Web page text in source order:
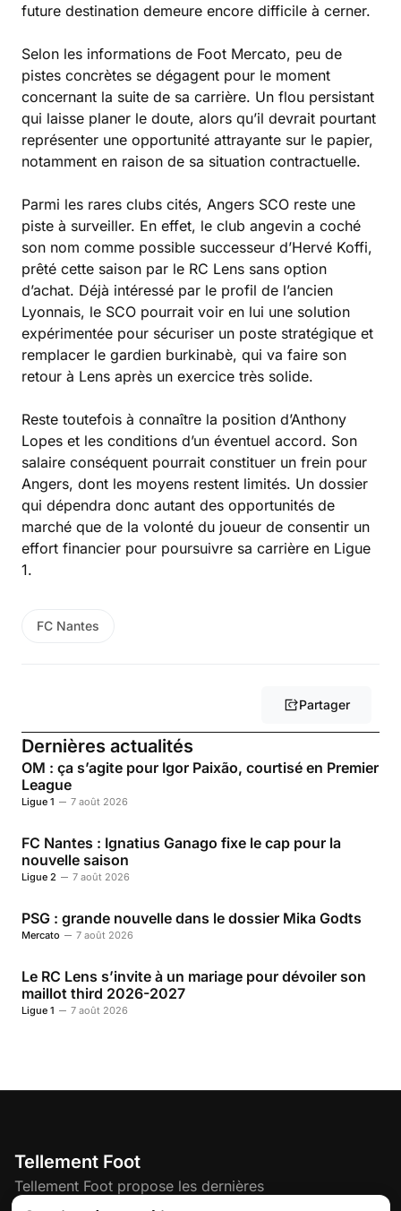
future destination demeure encore difficile à cerner.
Selon les informations de Foot Mercato, peu de
pistes concrètes se dégagent pour le moment
concernant la suite de sa carrière. Un flou persistant
qui laisse planer le doute, alors qu’il devrait pourtant
représenter une opportunité attrayante sur le papier,
notamment en raison de sa situation contractuelle.
Parmi les rares clubs cités, Angers SCO reste une
piste à surveiller. En effet, le club angevin a coché
son nom comme possible successeur d’Hervé Koffi,
prêté cette saison par le RC Lens sans option
d’achat. Déjà intéressé par le profil de l’ancien
Lyonnais, le SCO pourrait voir en lui une solution
expérimentée pour sécuriser un poste stratégique et
remplacer le gardien burkinabè, qui va faire son
retour à Lens après un exercice très solide.
Reste toutefois à connaître la position d’Anthony
Lopes et les conditions d’un éventuel accord. Son
salaire conséquent pourrait constituer un frein pour
Angers, dont les moyens restent limités. Un dossier
qui dépendra donc autant des opportunités de
marché que de la volonté du joueur de consentir un
effort financier pour poursuivre sa carrière en Ligue
1.
FC Nantes
Partager
Dernières actualités
OM : ça s’agite pour Igor Paixão, courtisé en Premier
League
Ligue 1 7 août 2026
FC Nantes : Ignatius Ganago fixe le cap pour la
nouvelle saison
Ligue 2 7 août 2026
PSG : grande nouvelle dans le dossier Mika Godts
Mercato 7 août 2026
Le RC Lens s’invite à un mariage pour dévoiler son
maillot third 2026-2027
Ligue 1 7 août 2026
Tellement Foot
Tellement Foot propose les dernières